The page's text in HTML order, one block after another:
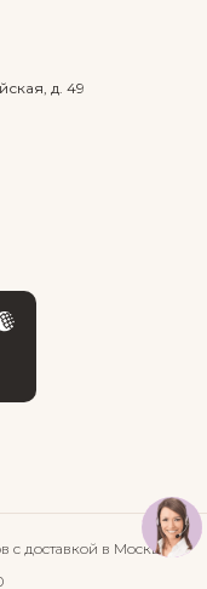
д. 49
с доставкой в Москве